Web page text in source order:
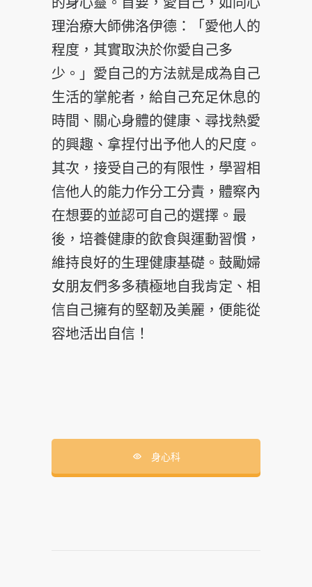
理治療大師佛洛伊德：「愛他人的
程度，其實取決於你愛自己多
少。」愛自己的方法就是成為自己
生活的掌舵者，給自己充足休息的
時間、關心身體的健康、尋找熱愛
的興趣、拿捏付出予他人的尺度。
其次，接受自己的有限性，學習相
信他人的能力作分工分責，體察內
在想要的並認可自己的選擇。最
後，培養健康的飲食與運動習慣，
維持良好的生理健康基礎。鼓勵婦
女朋友們多多積極地自我肯定、相
信自己擁有的堅韌及美麗，便能從
容地活出自信！
身心科